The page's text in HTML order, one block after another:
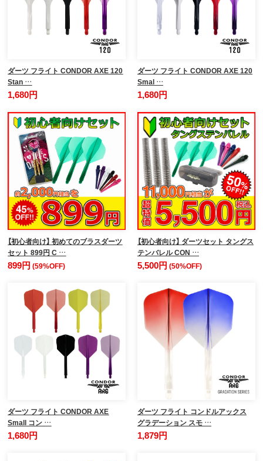
ダーツ フライト CONDOR AXE 120
Stan …
1,680円
ダーツ フライト CONDOR AXE 120
Smal …
1,680円
【初心者向け】 初めてのブラスダーツ
セット 899円 C …
899円(59%OFF)
【初心者向け】 ダーツセット タングス
テンバレル CON …
5,500円 (50%OFF)
ダーツ フライト CONDOR AXE
Small コン …
1,680円
ダーツ フライト コンドルアックス
グラデーション スモ …
1,879円